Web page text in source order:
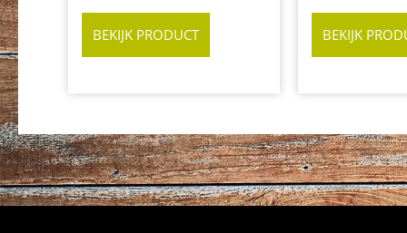
BEKIJK PRODUCT BEKIJK